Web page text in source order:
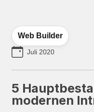
Web Builder
Juli 2020
5
modernen